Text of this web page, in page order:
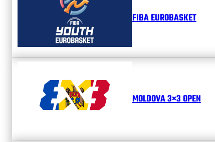
FIBA EUROBASKET
MOLDOVA 3×3 OPEN